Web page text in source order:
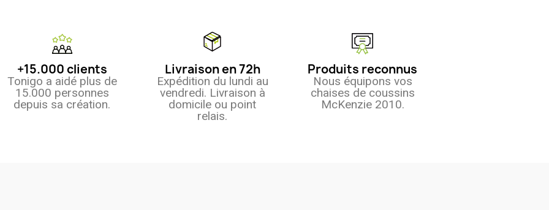
+15.000 clients
Tonigo a aidé plus de
15.000 personnes
depuis sa création.
Livraison en 72h
Expédition du lundi au
vendredi. Livraison à
domicile ou point
relais.
Produits reconnus
Nous équipons vos
chaises de coussins
McKenzie 2010.